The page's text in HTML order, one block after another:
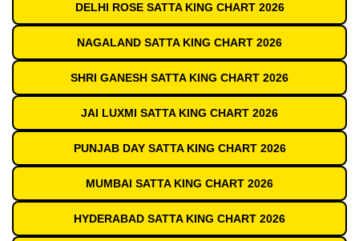
DELHI ROSE SATTA KING CHART 2026
NAGALAND SATTA KING CHART 2026
SHRI GANESH SATTA KING CHART 2026
JAI LUXMI SATTA KING CHART 2026
PUNJAB DAY SATTA KING CHART 2026
MUMBAI SATTA KING CHART 2026
HYDERABAD SATTA KING CHART 2026